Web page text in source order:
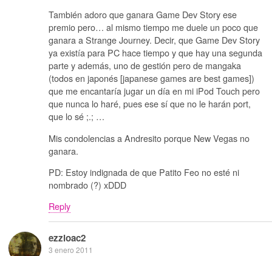
También adoro que ganara Game Dev Story ese
premio pero… al mismo tiempo me duele un poco que
ganara a Strange Journey. Decir, que Game Dev Story
ya existía para PC hace tiempo y que hay una segunda
parte y además, uno de gestión pero de mangaka
(todos en japonés [japanese games are best games])
que me encantaría jugar un día en mi iPod Touch pero
que nunca lo haré, pues ese sí que no le harán port,
que lo sé ;.; …
Mis condolencias a Andresito porque New Vegas no
ganara.
PD: Estoy indignada de que Patito Feo no esté ni
nombrado (?) xDDD
Reply
ezzioac2
3 enero 2011